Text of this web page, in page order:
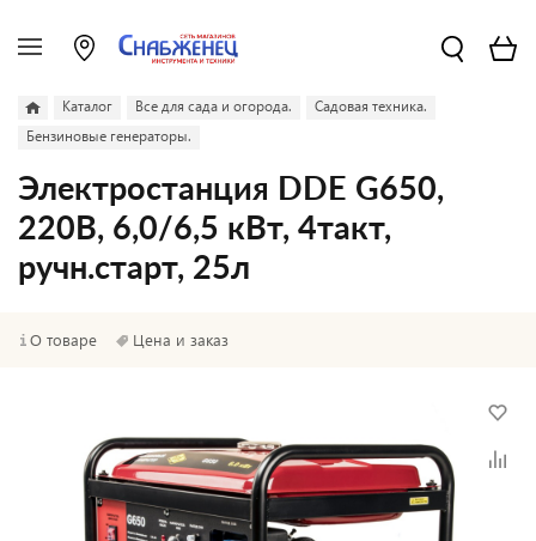
Каталог Все для сада и огорода.
Садовая техника.
Бензиновые генераторы.
Электростанция DDE G650,
220В, 6,0/6,5 кВт, 4такт,
ручн.старт, 25л
О товаре Цена и заказ